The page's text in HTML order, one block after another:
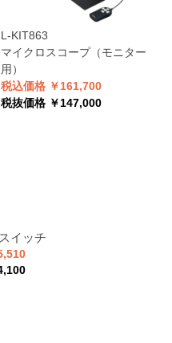
L-KIT863
マイクロスコープ（モニター
用）
税込価格 ￥161,700
税抜価格 ￥147,000
イッチ